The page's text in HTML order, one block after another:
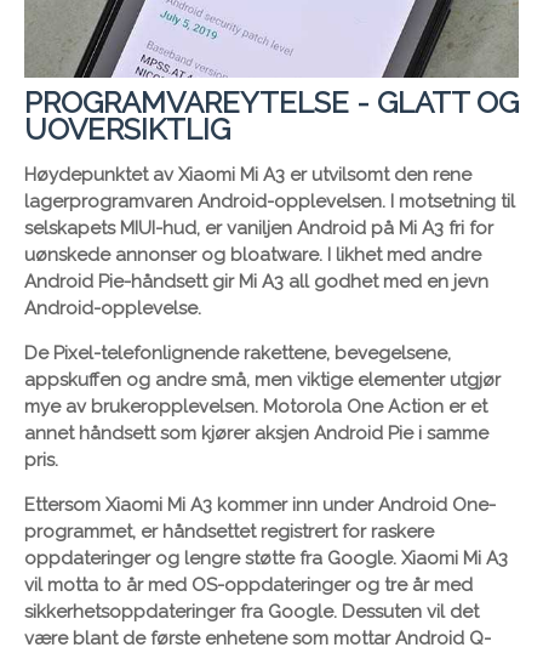
PROGRAMVAREYTELSE - GLATT OG
UOVERSIKTLIG
Høydepunktet av Xiaomi Mi A3 er utvilsomt den rene
lagerprogramvaren Android-opplevelsen. I motsetning til
selskapets MIUI-hud, er vaniljen Android på Mi A3 fri for
uønskede annonser og bloatware. I likhet med andre
Android Pie-håndsett gir Mi A3 all godhet med en jevn
Android-opplevelse.
De Pixel-telefonlignende rakettene, bevegelsene,
appskuffen og andre små, men viktige elementer utgjør
mye av brukeropplevelsen. Motorola One Action er et
annet håndsett som kjører aksjen Android Pie i samme
pris.
Ettersom Xiaomi Mi A3 kommer inn under Android One-
programmet, er håndsettet registrert for raskere
oppdateringer og lengre støtte fra Google. Xiaomi Mi A3
vil motta to år med OS-oppdateringer og tre år med
sikkerhetsoppdateringer fra Google. Dessuten vil det
være blant de første enhetene som mottar Android Q-